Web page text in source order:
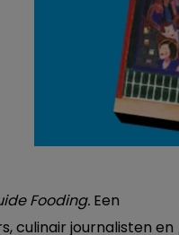
Fooding. Een
culinair journalisten en